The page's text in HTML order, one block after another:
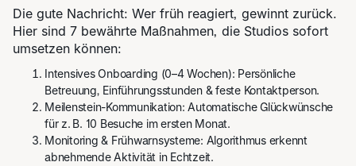
Die gute Nachricht: Wer früh reagiert, gewinnt zurück.
Hier sind 7 bewährte Maßnahmen, die Studios sofort
umsetzen können:
Intensives Onboarding (0–4 Wochen): Persönliche
Betreuung, Einführungsstunden & feste Kontaktperson.
Meilenstein-Kommunikation: Automatische Glückwünsche
für z. B. 10 Besuche im ersten Monat.
Monitoring & Frühwarnsysteme: Algorithmus erkennt
abnehmende Aktivität in Echtzeit.